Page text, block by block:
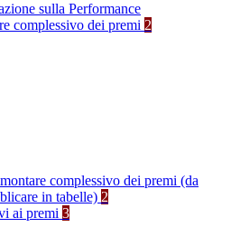
sulla Performance
complessivo dei premi 2
complessivo dei premi (da
in tabelle) 2
ai premi 3